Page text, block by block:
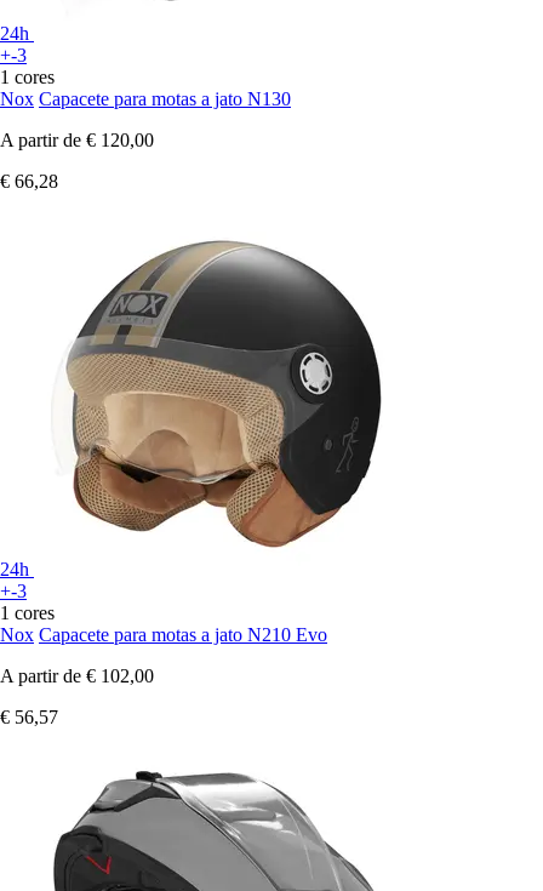
24h
+-3
1 cores
Nox Capacete para motas a jato N130
A partir de € 120,00
€ 66,28
24h
+-3
1 cores
Nox Capacete para motas a jato N210 Evo
A partir de € 102,00
€ 56,57